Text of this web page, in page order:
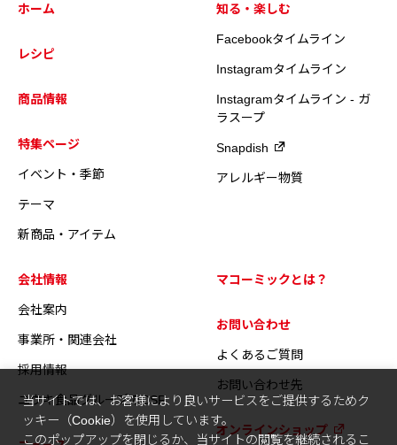
ホーム
レシピ
商品情報
特集ページ
イベント・季節
テーマ
新商品・アイテム
知る・楽しむ
Facebookタイムライン
Instagramタイムライン
Instagramタイムライン - ガ
ラスープ
Snapdish
アレルギー物質
会社情報
会社案内
事業所・関連会社
採用情報
ユウキ食品グループのCSR
マコーミックとは？
お問い合わせ
よくあるご質問
お問い合わせ先
オンラインショップ
当サイトでは、お客様により良いサービスをご提供するためク
ッキー（Cookie）を使用しています。
このポップアップを閉じるか、当サイトの閲覧を継続されるこ